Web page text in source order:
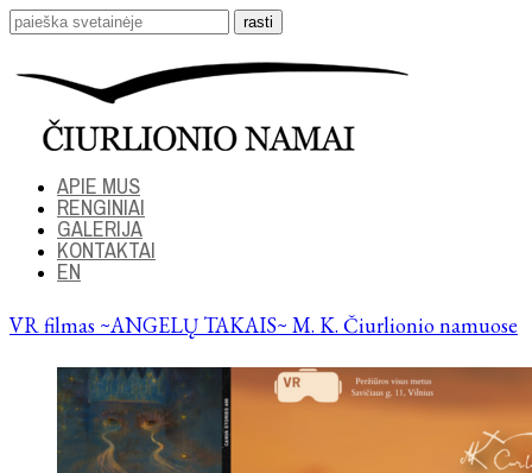
APIE MUS
RENGINIAI
GALERIJA
KONTAKTAI
EN
VR filmas ~ANGELŲ TAKAIS~ M. K. Čiurlionio namuose